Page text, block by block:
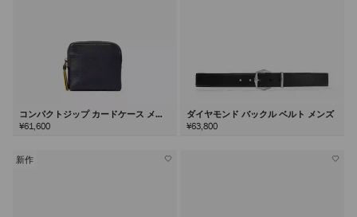
コンパクトジップ カードケース メン
ズ
¥61,600
ダイヤモンド バックル ベルト メンズ
¥63,800
新作